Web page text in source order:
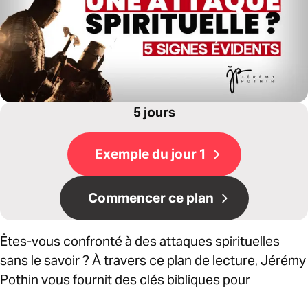
5 jours
Exemple du jour 1
Commencer ce plan
Êtes-vous confronté à des attaques spirituelles
sans le savoir ? À travers ce plan de lecture, Jérémy
Pothin vous fournit des clés bibliques pour